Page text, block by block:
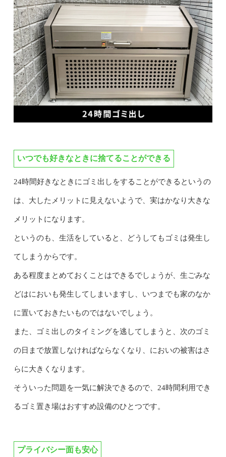
いつでも好きなときに捨てることができる
24時間好きなときにゴミ出しをすることができるというの
は、大したメリットに見えないようで、実はかなり大きな
メリットになります。
というのも、生活をしていると、どうしてもゴミは発生し
てしまうからです。
ある程度まとめておくことはできるでしょうが、生ごみな
どはにおいも発生してしまいますし、いつまでも家のなか
に置いておきたいものではないでしょう。
また、ゴミ出しのタイミングを逃してしまうと、次のゴミ
の日まで放置しなければならなくなり、においの被害はさ
らに大きくなります。
そういった問題を一気に解決できるので、24時間利用でき
るゴミ置き場はおすすめ設備のひとつです。
プライバシー面も安心